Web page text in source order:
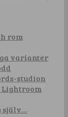
rom
varianter
studion
själv…